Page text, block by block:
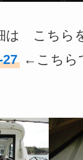
は こちら
←こちら